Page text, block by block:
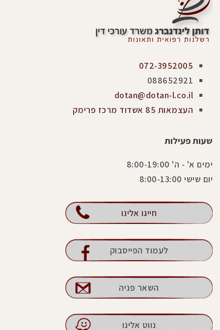
072-3952005
088652921
dotan@dotan-l.co.il
העצמאות 85 אשדוד מרכז פרימק
שעות פעילות
ימים א' - ה' 8:00-19:00
יום שישי 8:00-13:00
חייגו אלינו
לעמוד הפייסבוק
השאר פניה
נווט אלינו